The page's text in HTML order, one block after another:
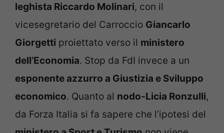
leghista Riccardo Molinari, con il
vicesegretario del Carroccio Giancarlo
Giorgetti proiettato verso il ministero
dell’Economia. Stop da FdI invece a un
esponente azzurro a Giustizia e Sviluppo
economico. Quanto al nodo-Licia Ronzulli,
da Forza Italia si fa sapere che l’ipotesi del